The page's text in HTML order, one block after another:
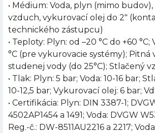
• Médium: Voda, plyn (mimo
vzduch, vykurovací olej do 2"
technického zástupcu)
• Teploty: Plyn: od –20 °C do +60 °C;
°C (pre vykurovacie systémy); Pitná
studenej vody (do 25°C); Stlačený
• Tlak: Plyn: 5 bar; Voda: 10-16 bar;
10-12,5 bar; Vykurovací olej: 6 bar;
• Certifikácia: Plyn: DIN 3387-1;
4502AP1454 a 1491; Voda: DVGW
Reg.-č.: DW-8511AU2216 a 2217;